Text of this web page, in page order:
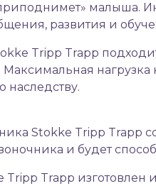
малыша.
развития и
Tripp Trapp
Максимальная
наследству.
Stokke Tripp Trapp
и будет
Tripp Trapp изготовлен